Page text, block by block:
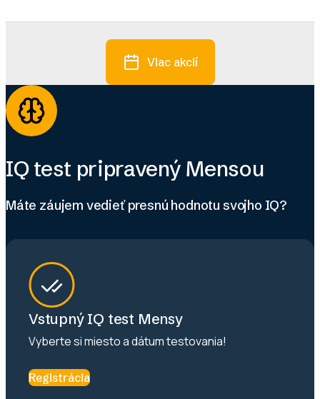
Viac akcií
IQ test pripravený Mensou
Máte záujem vedieť presnú hodnotu svojho IQ?
Vstupný IQ test Mensy
Vyberte si miesto a dátum testovania!
Registrácia